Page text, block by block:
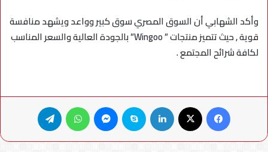
وأكد الشهابي أن السوق المصري سوق كبير وواعد ويشهد منافسة
قوية , حيث تتميز منتجات ” Wingoo” بالجودة العالية والسعر المناسب
لكافة شرائح المجتمع .
فيسبوك لينكدإن سكايب ماسنجر واتساب